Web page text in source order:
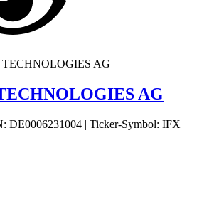
AG
DE0006231004 | Ticker-Symbol: IFX